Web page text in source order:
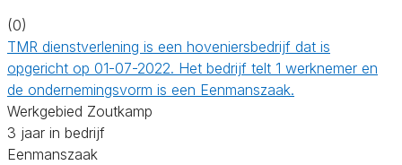
(0)
TMR dienstverlening is een hoveniersbedrijf dat is
opgericht op 01-07-2022. Het bedrijf telt 1 werknemer en
de ondernemingsvorm is een Eenmanszaak.
Werkgebied Zoutkamp
3 jaar in bedrijf
Eenmanszaak